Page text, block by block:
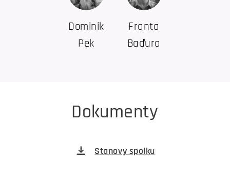
Dominik
Pek
Franta
Baďura
Dokumenty
Stanovy spolku